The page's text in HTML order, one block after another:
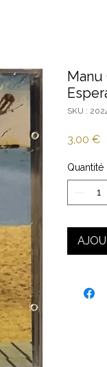
Manu
SKU :
3,00 €
Quantité